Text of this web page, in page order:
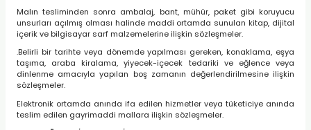
Malın tesliminden sonra ambalaj, bant, mühür, paket gibi koruyucu
unsurları açılmış olması halinde maddi ortamda sunulan kitap, dijital
içerik ve bilgisayar sarf malzemelerine ilişkin sözleşmeler.
.Belirli bir tarihte veya dönemde yapılması gereken, konaklama, eşya
taşıma, araba kiralama, yiyecek-içecek tedariki ve eğlence veya
dinlenme amacıyla yapılan boş zamanın değerlendirilmesine ilişkin
sözleşmeler.
Elektronik ortamda anında ifa edilen hizmetler veya tüketiciye anında
teslim edilen gayrimaddi mallara ilişkin sözleşmeler.